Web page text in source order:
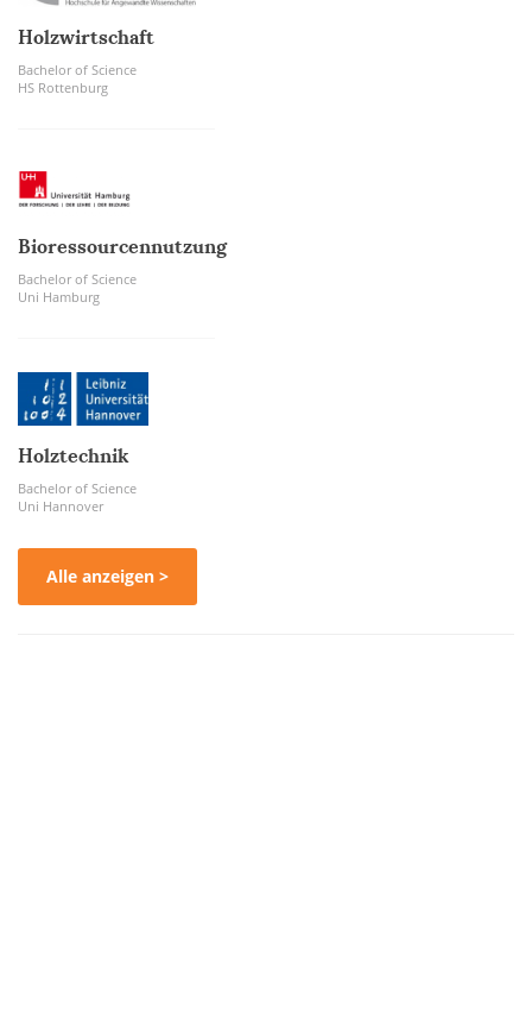
Holzwirtschaft
Bachelor of Science
HS Rottenburg
Bioressourcennutzung
Bachelor of Science
Uni Hamburg
Holztechnik
Bachelor of Science
Uni Hannover
Alle anzeigen >